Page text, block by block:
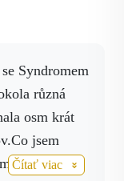
Už
a
zázrak a
různá
osm krát
jsem
pokoj. Moc
Čítať viac